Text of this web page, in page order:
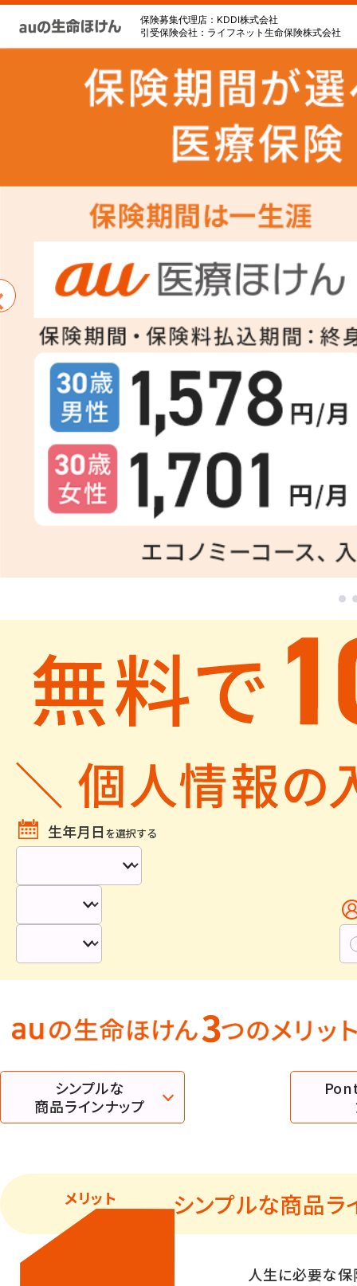
保険募集代理店：KDDI株式会社
引受保険会社：ライフネット生命保険株式会社
生年月日 を選択する
シンプルな
商品ラインナップ
メリット シンプルな商品ラ
人生に必要な保